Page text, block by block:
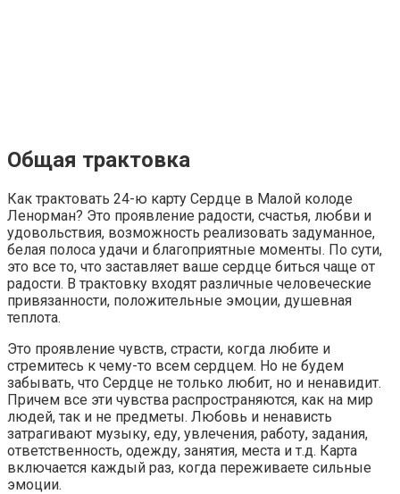
Общая трактовка
Как трактовать 24-ю карту Сердце в Малой колоде
Ленорман? Это проявление радости, счастья, любви и
удовольствия, возможность реализовать задуманное,
белая полоса удачи и благоприятные моменты. По сути,
это все то, что заставляет ваше сердце биться чаще от
радости. В трактовку входят различные человеческие
привязанности, положительные эмоции, душевная
теплота.
Это проявление чувств, страсти, когда любите и
стремитесь к чему-то всем сердцем. Но не будем
забывать, что Сердце не только любит, но и ненавидит.
Причем все эти чувства распространяются, как на мир
людей, так и не предметы. Любовь и ненависть
затрагивают музыку, еду, увлечения, работу, задания,
ответственность, одежду, занятия, места и т.д. Карта
включается каждый раз, когда переживаете сильные
эмоции.